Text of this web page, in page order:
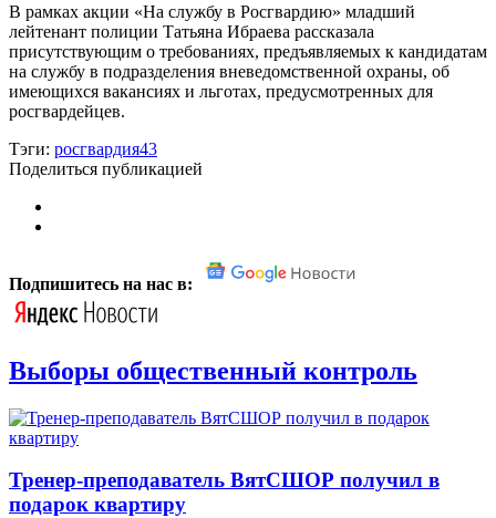
В рамках акции «На службу в Росгвардию» младший
лейтенант полиции Татьяна Ибраева рассказала
присутствующим о требованиях, предъявляемых к кандидатам
на службу в подразделения вневедомственной охраны, об
имеющихся вакансиях и льготах, предусмотренных для
росгвардейцев.
Тэги: росгвардия43
Поделиться публикацией
Подпишитесь на нас в:
Выборы общественный контроль
Тренер-преподаватель ВятСШОР получил в
подарок квартиру